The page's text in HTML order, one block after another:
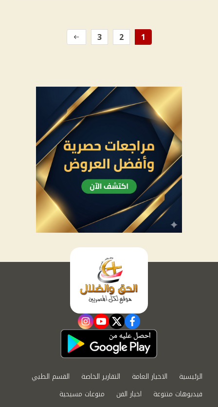
1
2
3
facebook
twitter
youtube
instagram
الرئيسية الاخبار العامة التقارير الخاصة
القسم الطبي
فيديوهات متنوعة
اخبار الفن
منوعات مسيحية